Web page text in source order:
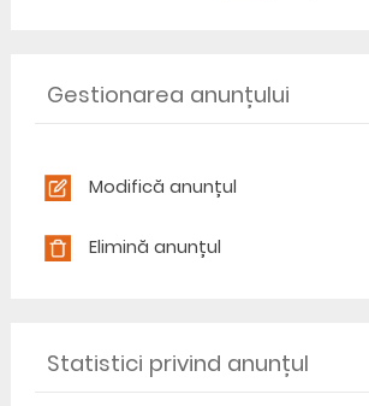
Gestionarea anunțului
Modifică anunțul
Elimină anunțul
Statistici privind anunțul